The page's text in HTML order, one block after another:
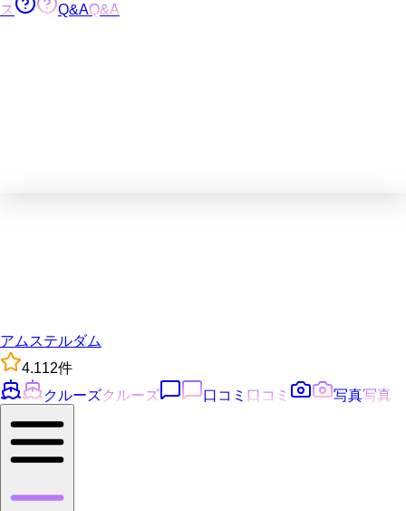
ス
Q&AQ&A
アムステルダム
4.112件
クルーズクルーズ 口コミ 口コミ 写真写真